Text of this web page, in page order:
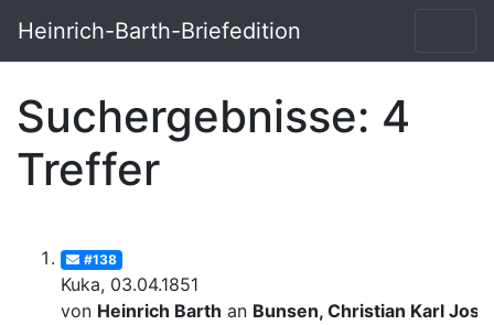
Heinrich-Barth-Briefedition
Suchergebnisse: 4
Treffer
#138
Kuka, 03.04.1851
von Heinrich Barth an Bunsen, Christian Karl